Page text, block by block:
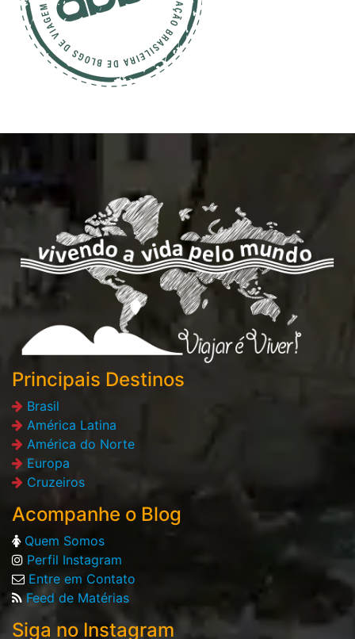
Principais Destinos
Brasil
América Latina
América do Norte
Europa
Cruzeiros
Acompanhe o Blog
Quem Somos
Perfil Instagram
Entre em Contato
Feed de Matérias
Siga no Instagram